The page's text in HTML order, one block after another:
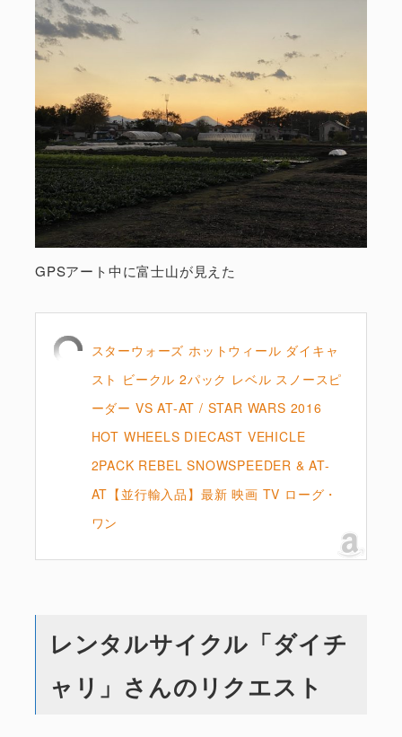
GPSアート中に富士山が見えた
スターウォーズ ホットウィール ダイキャ
スト ビークル 2パック レベル スノースピ
ーダー VS AT-AT / STAR WARS 2016
HOT WHEELS DIECAST VEHICLE
2PACK REBEL SNOWSPEEDER & AT-
AT【並行輸入品】最新 映画 TV ローグ・
ワン
レンタルサイクル「ダイチ
ャリ」さんのリクエスト